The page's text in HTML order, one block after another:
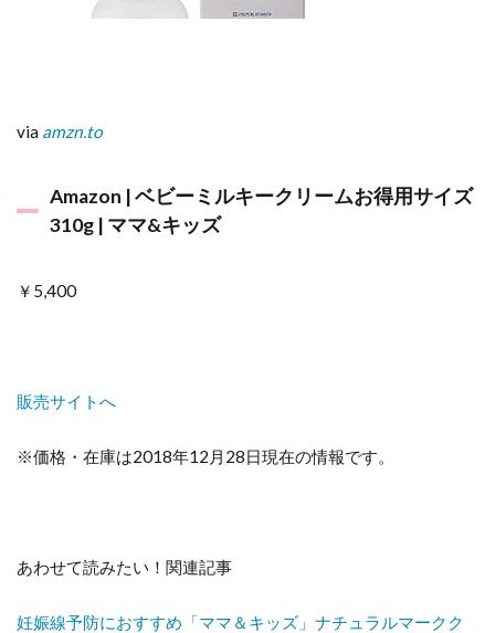
via amzn.to
Amazon | ベビーミルキークリームお得用サイズ
310g | ママ&キッズ
￥5,400
販売サイトへ
※価格・在庫は2018年12月28日現在の情報です。
あわせて読みたい！関連記事
妊娠線予防におすすめ「ママ＆キッズ」ナチュラルマークク